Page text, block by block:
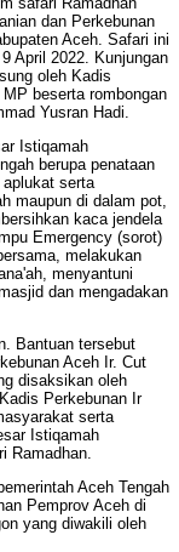
dan Perkebunan
Aceh. Safari ini
April 2022. Kunjungan
oleh Kadis
beserta rombongan
Yusran Hadi.
Istiqamah
berupa penataan
serta
maupun di dalam pot,
kaca jendela
Emergency (sorot)
melakukan
menyantuni
dan mengadakan
Bantuan tersebut
Aceh Ir. Cut
disaksikan oleh
Perkebunan Ir
serta
Istiqamah
Ramadhan.
Aceh Tengah
Pemprov Aceh di
yang diwakili oleh